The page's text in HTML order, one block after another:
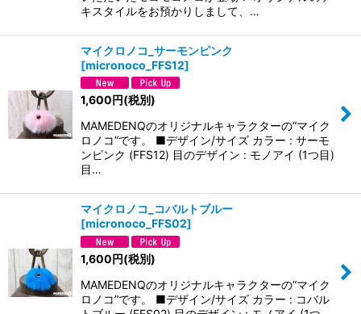
キスタイルをお預かりしまして、…
マイクロノコ_サーモンピンク
[micronoco_FFS12]
1,600円(税別)
MAMEDENQのオリジナルキャラクターの“マイク
ロノコ”です。 ■デザイン/サイズ カラー : サーモ
ンピンク (FFS12) 目のデザイン : モノアイ (1つ目)
目…
マイクロノコ_コバルトブルー
[micronoco_FFS02]
1,600円(税別)
MAMEDENQのオリジナルキャラクターの“マイク
ロノコ”です。 ■デザイン/サイズ カラー : コバル